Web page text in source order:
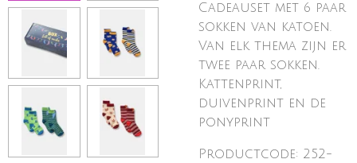
Cadeauset met 6 paar
sokken van katoen.
Van elk thema zijn er
twee paar sokken.
Kattenprint,
duivenprint en de
ponyprint
Productcode: 252-